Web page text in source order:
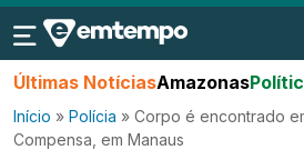
Últimas NotíciasAmazonas
Início » Polícia » Corpo é encontrado
Compensa, em Manaus